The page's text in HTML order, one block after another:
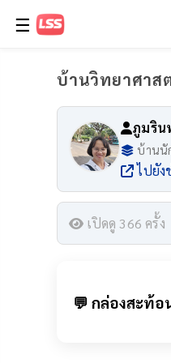
☰
บ้านวิทยาศาส
ภูมริน
บ้านนั
ไปยัง
เปิดดู 366 ครั้ง
💬 กล่องสะท้อ